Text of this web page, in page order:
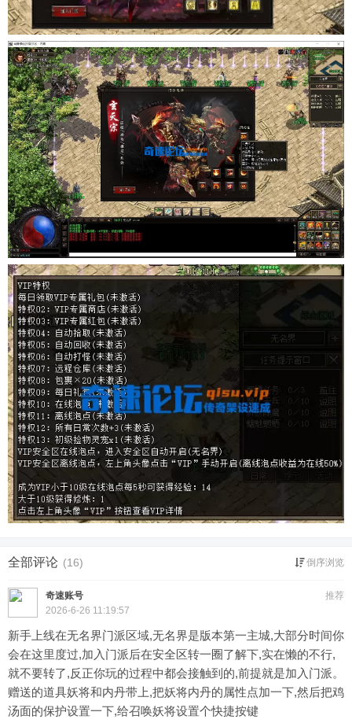
全部评论 (16) 倒序浏览
推荐
奇速账号
2026-6-26 11:19:57
新手上线在无名界门派区域,无名界是版本第一主城,大部分时间你
会在这里度过,加入门派后在安全区转一圈了解下,实在懒的不行,
就不要转了,反正你玩的过程中都会接触到的,前提就是加入门派。
赠送的道具妖将和内丹带上,把妖将内丹的属性点加一下,然后把鸡
汤面的保护设置一下,给召唤妖将设置个快捷按键